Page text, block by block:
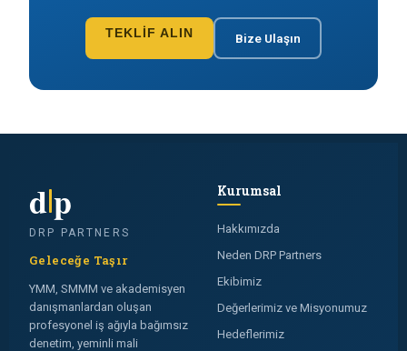
TEKLIF ALIN Bize Ulaşın
dp
DRP PARTNERS
Geleceğe Taşır
YMM, SMMM ve akademisyen
danışmanlardan oluşan
profesyonel iş ağıyla bağımsız
denetim, yeminli mali
Kurumsal
Hakkımızda
Neden DRP Partners
Ekibimiz
Değerlerimiz ve Misyonumuz
Hedeflerimiz